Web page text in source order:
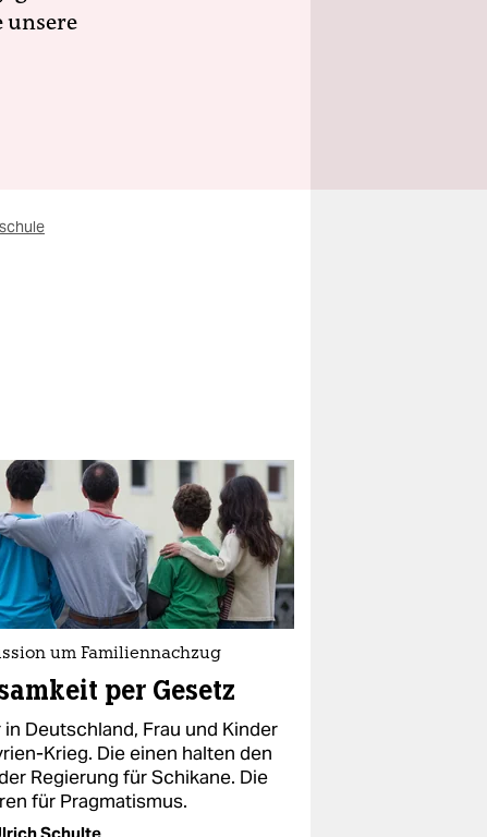
unsere
um Familiennachzug
per Gesetz
in Deutschland, Frau und Kinder
Krieg. Die einen halten den
Regierung für Schikane. Die
für Pragmatismus.